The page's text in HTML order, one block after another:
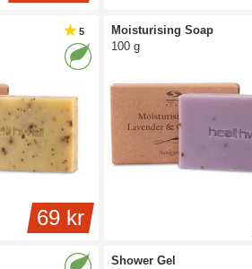
69 kr
5
Moisturising Soap
100 g
Shower Gel